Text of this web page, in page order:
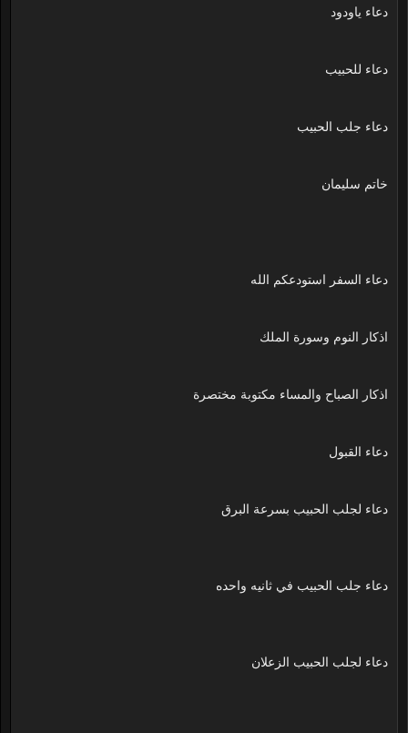
دعاء ياودود
دعاء للحبيب
دعاء جلب الحبيب
خاتم سليمان
دعاء السفر استودعكم الله
اذكار النوم وسورة الملك
اذكار الصباح والمساء مكتوبة مختصرة
دعاء القبول
دعاء لجلب الحبيب بسرعة البرق
دعاء جلب الحبيب في ثانيه واحده
دعاء لجلب الحبيب الزعلان